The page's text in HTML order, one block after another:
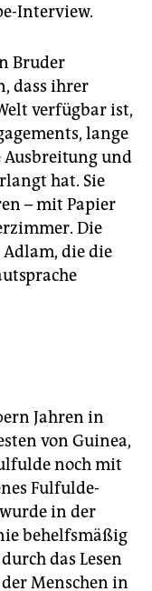
Interview.
Bruder
dass ihrer
verfügbar ist,
lange
Ausbreitung und
hat. Sie
– mit Papier
Die
die die
Jahren in
von Guinea,
noch mit
Fulfulde-
in der
behelfsmäßig
das Lesen
Menschen in